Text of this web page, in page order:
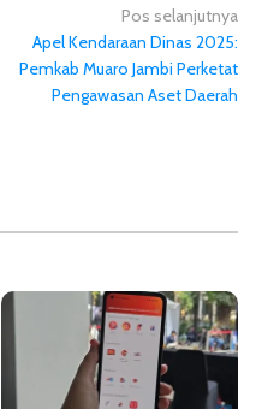
Pos selanjutnya
Apel Kendaraan Dinas 2025:
Pemkab Muaro Jambi Perketat
Pengawasan Aset Daerah